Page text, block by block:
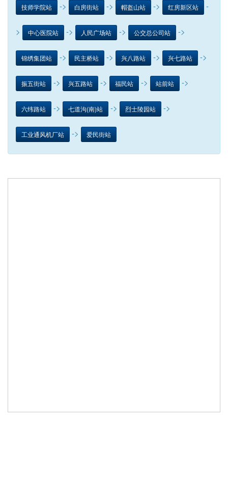
技师学院站 -> 白房街站 -> 帽盔山站 -> 红房新区站 -
> 中心医院站 -> 人民广场站 -> 公交总公司站 ->
锦绣集团站 -> 民主桥站 -> 兴八路站 -> 兴七路站 ->
振五街站 -> 兴五路站 -> 福民站 -> 站前站 ->
六纬路站 -> 七道沟(南)站 -> 烈士陵园站 ->
工业通风机厂站 -> 爱民街站